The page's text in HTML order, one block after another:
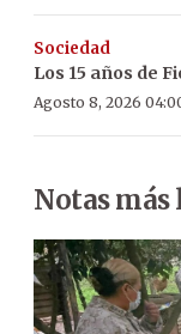
Sociedad
Los 15 años de
Agosto 8, 2026
Notas más